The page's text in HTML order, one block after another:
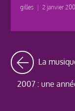
gilles 2 janvier
La
2007 : une